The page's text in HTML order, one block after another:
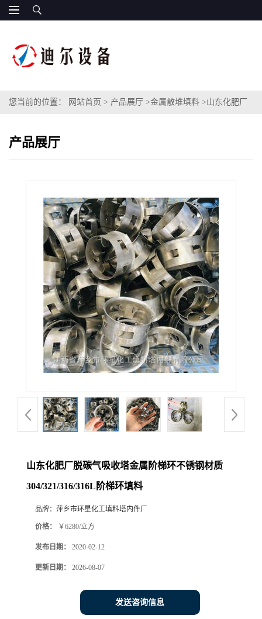
您当前的位置： 网站首页 > 产品展厅 >金属散堆填料 >山东化肥厂
产品展厅
山东化肥厂脱碳气吸收塔金属阶梯环不锈钢材质
304/321/316/316L阶梯环填料
品牌： 萍乡市环星化工填料塔内件厂
价格： ￥6280/立方
发布日期： 2020-02-12
更新日期： 2026-08-07
发送咨询信息